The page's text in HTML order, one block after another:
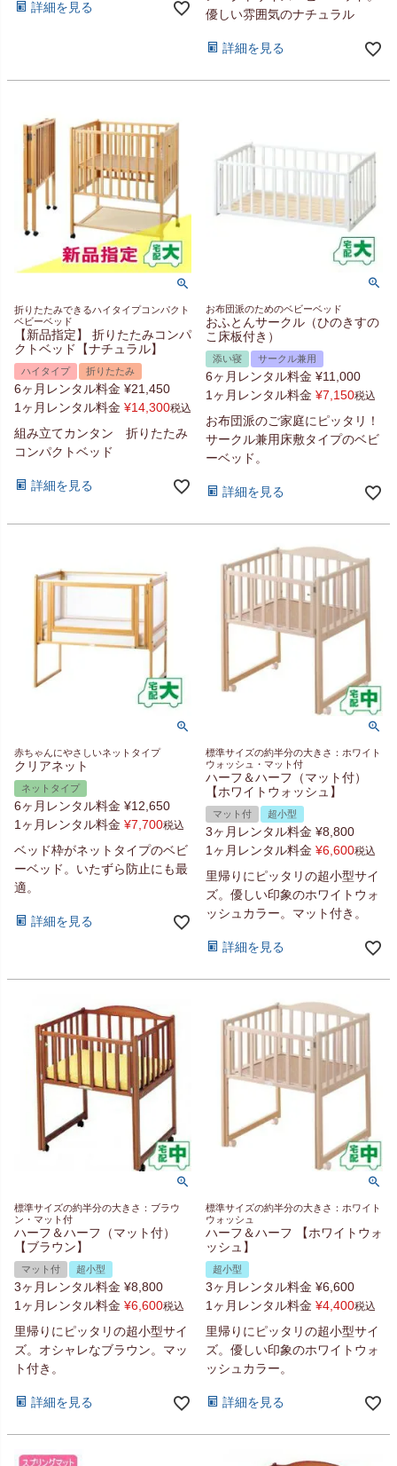
詳細を見る
優しい雰囲気のナチュラル
詳細を見る
折りたたみできるハイタイプコンパクト
ベビーベッド
【新品指定】 折りたたみコンパ
クトベッド【ナチュラル】
ハイタイプ 折りたたみ
6ヶ月レンタル料金 ¥21,450
1ヶ月レンタル料金 ¥14,300税込
組み立てカンタン 折りたたみ
コンパクトベッド
詳細を見る
お布団派のためのベビーベッド
おふとんサークル（ひのきすの
こ床板付き）
添い寝 サークル兼用
6ヶ月レンタル料金 ¥11,000
1ヶ月レンタル料金 ¥7,150税込
お布団派のご家庭にピッタリ！
サークル兼用床敷タイプのベビ
ーベッド。
詳細を見る
赤ちゃんにやさしいネットタイプ
クリアネット
ネットタイプ
6ヶ月レンタル料金 ¥12,650
1ヶ月レンタル料金 ¥7,700税込
ベッド枠がネットタイプのベビ
ーベッド。いたずら防止にも最
適。
詳細を見る
標準サイズの約半分の大きさ：ホワイト
ウォッシュ・マット付
ハーフ＆ハーフ（マット付）
【ホワイトウォッシュ】
マット付 超小型
3ヶ月レンタル料金 ¥8,800
1ヶ月レンタル料金 ¥6,600税込
里帰りにピッタリの超小型サイ
ズ。優しい印象のホワイトウォ
ッシュカラー。マット付き。
詳細を見る
標準サイズの約半分の大きさ：ブラウ
ン・マット付
ハーフ＆ハーフ（マット付）
【ブラウン】
マット付 超小型
3ヶ月レンタル料金 ¥8,800
1ヶ月レンタル料金 ¥6,600税込
里帰りにピッタリの超小型サイ
ズ。オシャレなブラウン。マッ
ト付き。
詳細を見る
標準サイズの約半分の大きさ：ホワイト
ウォッシュ
ハーフ＆ハーフ 【ホワイトウォ
ッシュ】
超小型
3ヶ月レンタル料金 ¥6,600
1ヶ月レンタル料金 ¥4,400税込
里帰りにピッタリの超小型サイ
ズ。優しい印象のホワイトウォ
ッシュカラー。
詳細を見る